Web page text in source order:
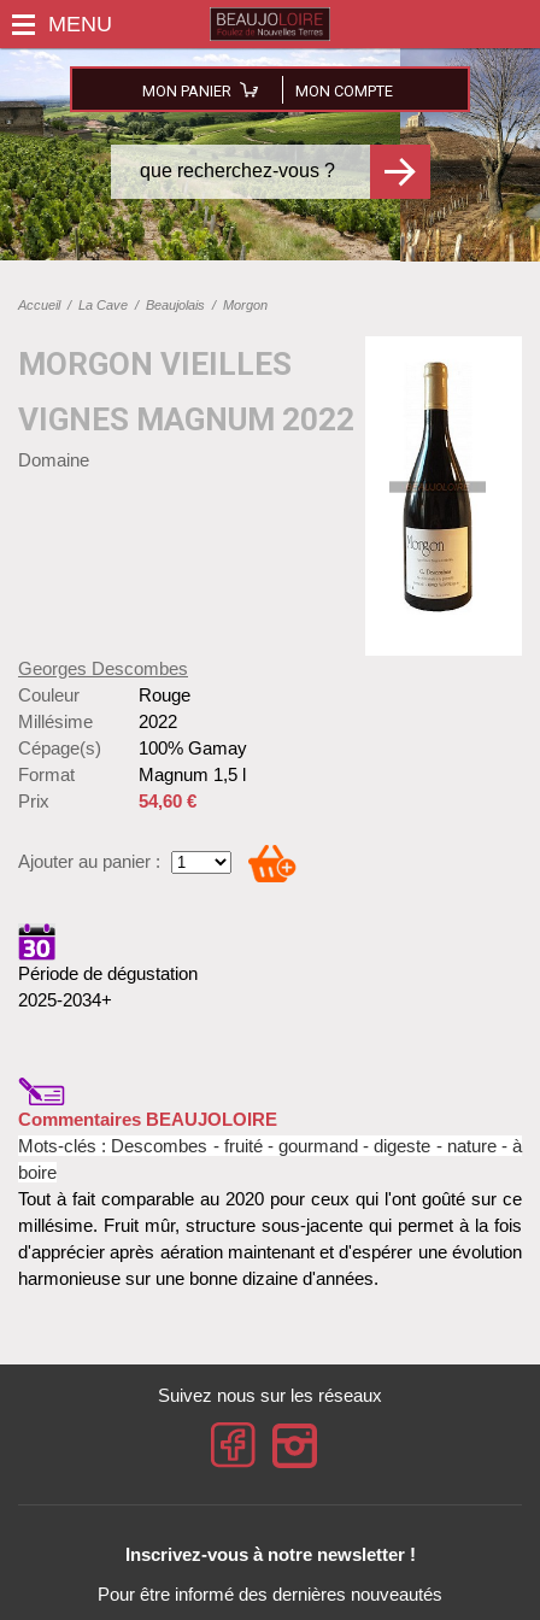
MON PANIER MON COMPTE
Accueil/ La Cave / Beaujolais / Morgon
MORGON VIEILLES
VIGNES MAGNUM 2022
Domaine
Georges Descombes
Couleur
Rouge
Millésime
2022
Cépage(s)
100% Gamay
Format
Magnum 1,5 l
Prix
54,60 €
Ajouter au panier :
Période de dégustation
2025-2034+
Commentaires BEAUJOLOIRE
Mots-clés : Descombes - fruité - gourmand - digeste - nature - à
boire
Tout à fait comparable au 2020 pour ceux qui l'ont goûté sur ce
millésime. Fruit mûr, structure sous-jacente qui permet à la fois
d'apprécier après aération maintenant et d'espérer une évolution
harmonieuse sur une bonne dizaine d'années.
Suivez nous sur les réseaux
Inscrivez-vous à notre newsletter !
Pour être informé des dernières nouveautés